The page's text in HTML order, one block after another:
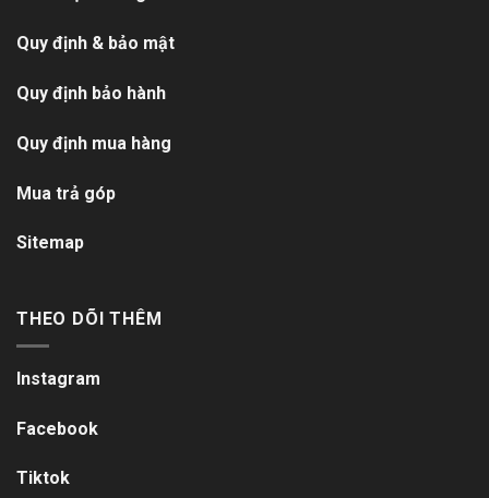
Quy định & bảo mật
Quy định bảo hành
Quy định mua hàng
Mua trả góp
Sitemap
THEO DÕI THÊM
Instagram
Facebook
Tiktok